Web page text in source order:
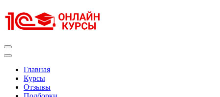
к
содержимому
Главная
Курсы
Отзывы